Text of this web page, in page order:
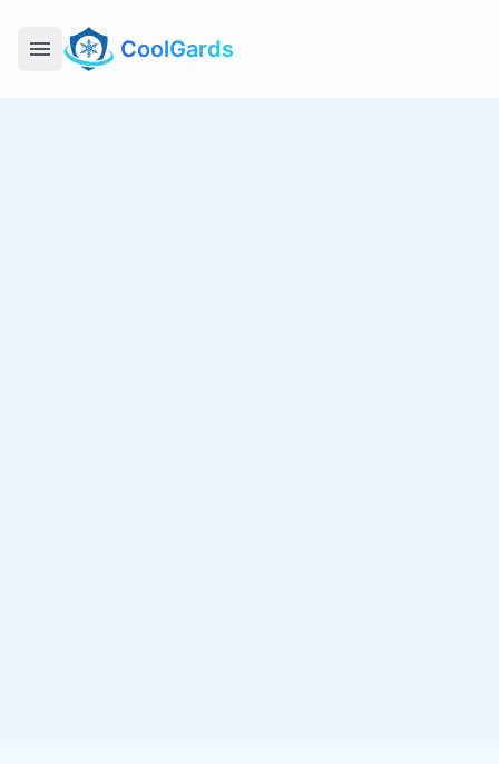
Open main menu
CoolGards